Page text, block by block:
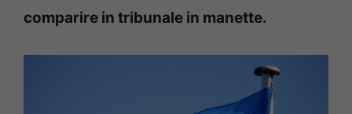
comparire in tribunale in manette.